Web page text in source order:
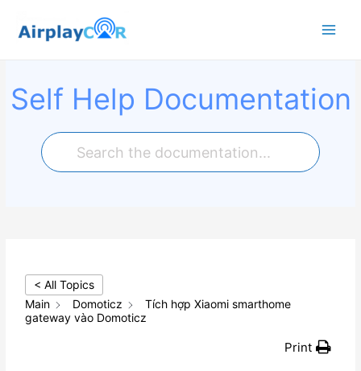
Self Help Documentation
< All Topics
Main
Domoticz
Tích hợp Xiaomi smarthome
gateway vào Domoticz
Print